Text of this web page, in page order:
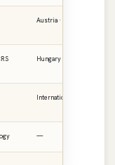
Austria · DACH
Hungary · CEE
International
—